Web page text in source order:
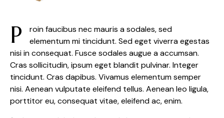
P
roin faucibus nec mauris a sodales, sed
elementum mi tincidunt. Sed eget viverra egestas
nisi in consequat. Fusce sodales augue a accumsan.
Cras sollicitudin, ipsum eget blandit pulvinar. Integer
tincidunt. Cras dapibus. Vivamus elementum semper
nisi. Aenean vulputate eleifend tellus. Aenean leo ligula,
porttitor eu, consequat vitae, eleifend ac, enim.